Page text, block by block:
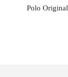
Polo